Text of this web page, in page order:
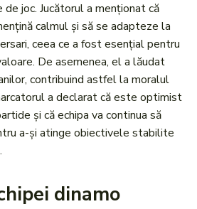
joc. Jucătorul a menționat că
calmul și să se adapteze la
ceea ce a fost esențial pentru
De asemenea, el a lăudat
contribuind astfel la moralul
a declarat că este optimist
și că echipa va continua să
a-și atinge obiectivele stabilite
dinamo